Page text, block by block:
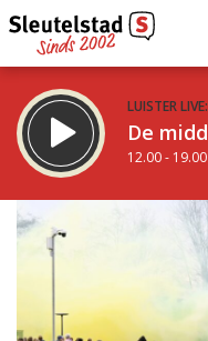
LUISTER LIVE:
De
12.00 -
De avond van
19.00 - 22.00 uur
Inklappen